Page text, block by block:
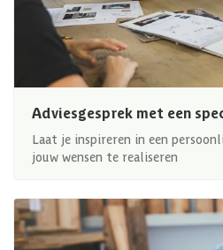
Adviesgesprek met een
Laat je inspireren in een
jouw wensen te realiseren